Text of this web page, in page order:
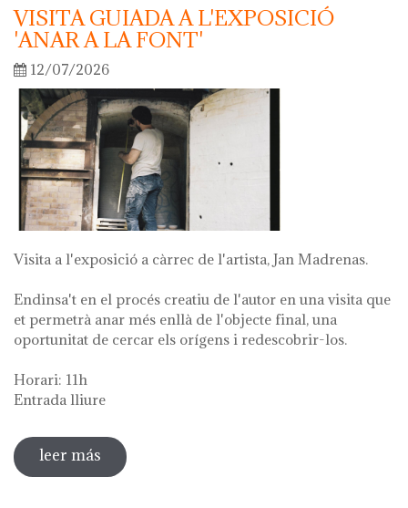
VISITA GUIADA A L'EXPOSICIÓ
'ANAR A LA FONT'
12/07/2026
Visita a l'exposició a càrrec de l'artista, Jan Madrenas.
Endinsa't en el procés creatiu de l'autor en una visita que
et permetrà anar més enllà de l'objecte final, una
oportunitat de cercar els orígens i redescobrir-los.
Horari: 11h
Entrada lliure
leer más sobre visita guiada a l'exposició 'anar a la
font'